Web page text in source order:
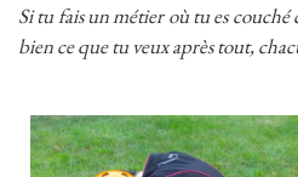
Si tu fais un métier où tu es couché
bien ce que tu veux après tout,